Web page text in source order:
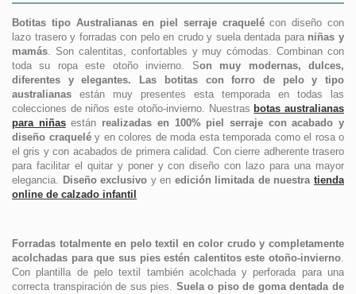
Botitas tipo Australianas en piel serraje craquelécon diseño con
lazo trasero y forradas con pelo en crudo y suela dentada paraniñas y
mamás. Son calentitas, confortables y muy cómodas. Combinan con
toda su ropa este otoño invierno. Son muy modernas, dulces,
diferentes y elegantes.
Las botitas con forro de pelo y tipo
australianas están muy presentes esta temporada en todas las
colecciones de niños este otoño-invierno. Nuestras botas australianas
para niñasestán realizadas en 100% piel serraje con acabado y
diseño craqueléy en colores de moda esta temporada como el rosa o
el gris y con acabados de primera calidad. Con cierre adherente trasero
para facilitar el quitar y poner y con diseño con lazo para una mayor
elegancia. Diseño exclusivo y en edición limitada de nuestratienda
online de calzado infantil
Forradas totalmente en pelo textil en color crudo y completamente
acolchadas para que sus pies estén calentitos este otoño-invierno.
Con plantilla de pelo textil también acolchada y perforada para una
correcta transpiración de sus pies. Suela o piso de goma dentada de